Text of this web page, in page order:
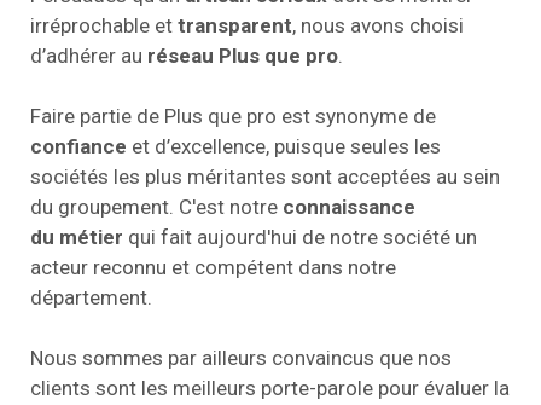
irréprochable et transparent, nous avons choisi
d’adhérer au réseau Plus que pro.
Faire partie de Plus que pro est synonyme de
confiance et d’excellence, puisque seules les
sociétés les plus méritantes sont acceptées au sein
du groupement. C'est notre connaissance
du métier qui fait aujourd'hui de notre société un
acteur reconnu et compétent dans notre
département.
Nous sommes par ailleurs convaincus que nos
clients sont les meilleurs porte-parole pour évaluer la